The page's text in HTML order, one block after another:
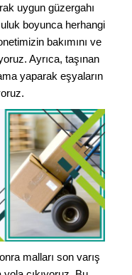
uygun güzergahı
boyunca herhangi
bakımını ve
Ayrıca, taşınan
yaparak eşyaların
malları son varış